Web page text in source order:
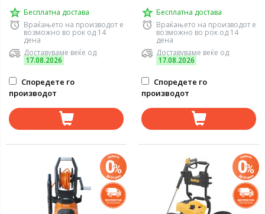
Бесплатна достава
Враќањето на производот е
возможно во рок од 14
дена
Доставуваме веќе од
17.08.2026
Споредете го
производот
Бесплатна достава
Враќањето на производот е
возможно во рок од 14
дена
Доставуваме веќе од
17.08.2026
Споредете го
производот